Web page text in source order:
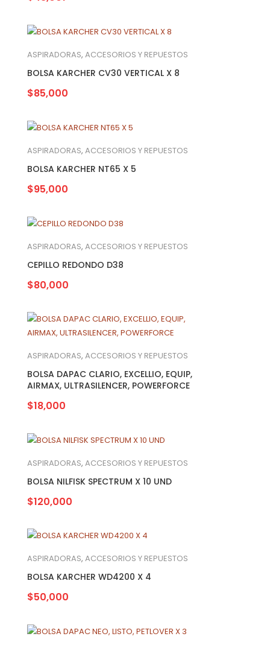
ASPIRADORAS, ACCESORIOS Y REPUESTOS
BOLSA KARCHER CV30 VERTICAL X 8
$85,000
ASPIRADORAS, ACCESORIOS Y REPUESTOS
BOLSA KARCHER NT65 X 5
$95,000
ASPIRADORAS, ACCESORIOS Y REPUESTOS
CEPILLO REDONDO D38
$80,000
ASPIRADORAS, ACCESORIOS Y REPUESTOS
BOLSA DAPAC CLARIO, EXCELLIO, EQUIP,
AIRMAX, ULTRASILENCER, POWERFORCE
$18,000
ASPIRADORAS, ACCESORIOS Y REPUESTOS
BOLSA NILFISK SPECTRUM X 10 UND
$120,000
ASPIRADORAS, ACCESORIOS Y REPUESTOS
BOLSA KARCHER WD4200 X 4
$50,000